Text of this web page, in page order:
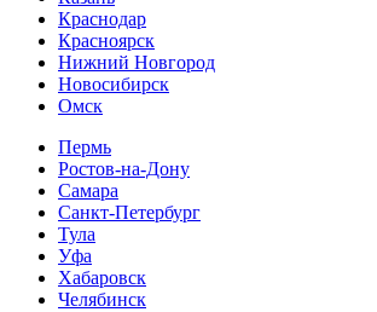
Краснодар
Красноярск
Нижний Новгород
Новосибирск
Омск
Пермь
Ростов-на-Дону
Самара
Санкт-Петербург
Тула
Уфа
Хабаровск
Челябинск